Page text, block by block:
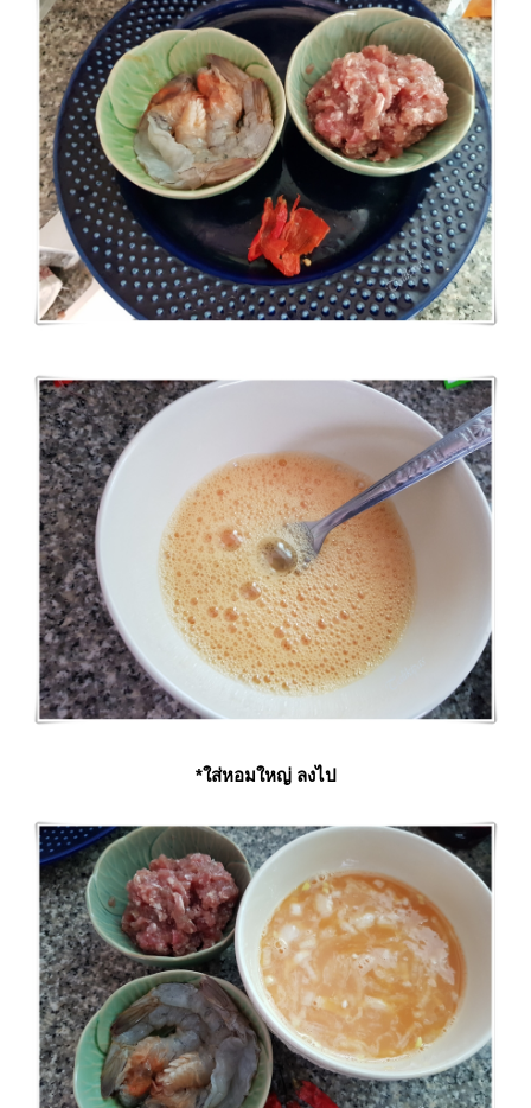
*ใส่หอมใหญ่ ลงไป